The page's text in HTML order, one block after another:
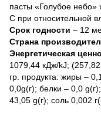
пасты «Голубое небо»
С при относительной
Срок годности – 12
Страна
Энергетическая
1079,44 кДж/kJ;
гр. продукта: жиры –
0,0g(г); белки – 0,0
43,05 g(г); соль 0,002